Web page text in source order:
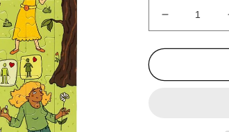
Verringere
die
Menge
Puzzle